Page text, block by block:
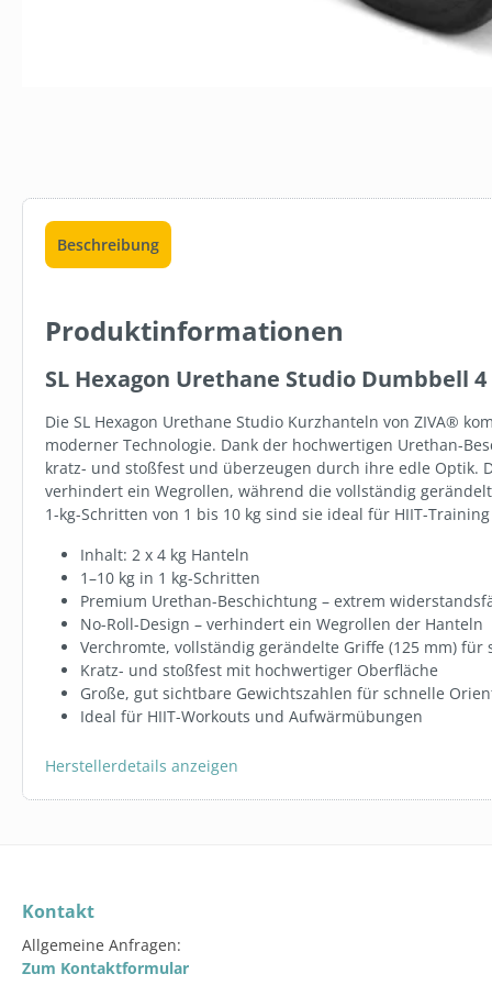
Beschreibung
Produktinformationen
SL Hexagon Urethane Studio Dumbbell 4
Die SL Hexagon Urethane Studio Kurzhanteln von ZIVA®
moderner Technologie. Dank der hochwertigen Urethan-
kratz- und stoßfest und überzeugen durch ihre edle Optik.
verhindert ein Wegrollen, während die vollständig
1-kg-Schritten von 1 bis 10 kg sind sie ideal für HIIT-
Inhalt: 2 x 4 kg Hanteln
1–10 kg in 1 kg-Schritten
Premium Urethan-Beschichtung – extrem
No-Roll-Design – verhindert ein Wegrollen der Hanteln
Verchromte, vollständig gerändelte Griffe (125 mm) für
Kratz- und stoßfest mit hochwertiger Oberfläche
Große, gut sichtbare Gewichtszahlen für schnelle
Ideal für HIIT-Workouts und Aufwärmübungen
Herstellerdetails anzeigen
X 800
Kontakt
Allgemeine Anfragen:
Zum Kontaktformular